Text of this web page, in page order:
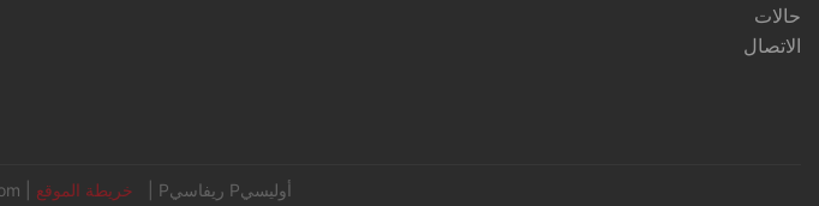
حالات
الاتصال